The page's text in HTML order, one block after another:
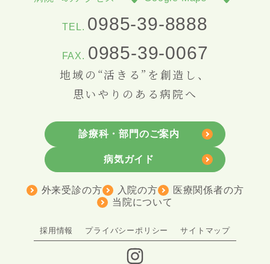
TEL. 0985-39-8888
FAX. 0985-39-0067
地域の“活きる”を創造し、
思いやりのある病院へ
診療科・部門のご案内
病気ガイド
外来受診の方 入院の方
医療関係者の方
当院について
採用情報 プライバシーポリシー サイトマップ